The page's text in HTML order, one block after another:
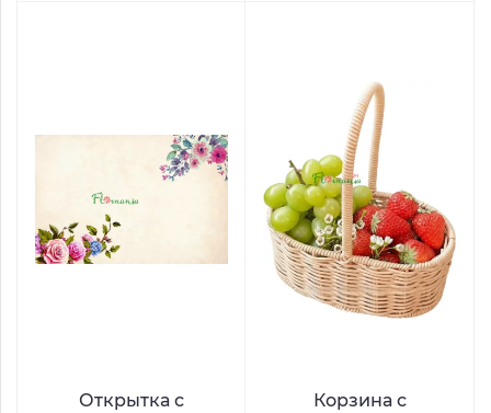
Открытка с
Корзина с